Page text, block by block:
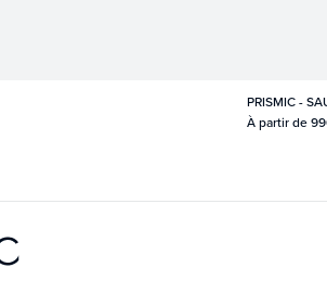
PRISMIC -
À partir de